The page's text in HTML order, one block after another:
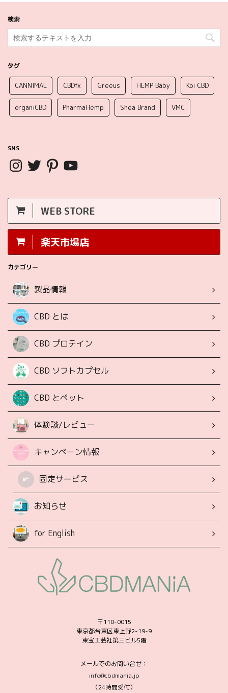
検索
タグ
CANNIMAL CBDfx Greeus HEMP Baby Koi CBD
organiCBD PharmaHemp Shea Brand VMC
SNS
WEB STORE
楽天市場店
カテゴリー
製品情報
CBD とは
CBD プロテイン
CBD ソフトカプセル
CBD とペット
体験談/レビュー
キャンペーン情報
固定サービス
お知らせ
for English
〒110-0015
東京都台東区東上野2-19-9
東宝工芸社第三ビル5階
メールでのお問い合せ：
info@cbdmania.jp
（24時間受付）